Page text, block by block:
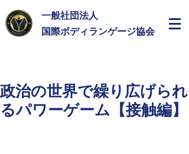
一般社団法人
​国際ボディランゲージ協会
政治の世界で繰り広げられ
るパワーゲーム【接触編】